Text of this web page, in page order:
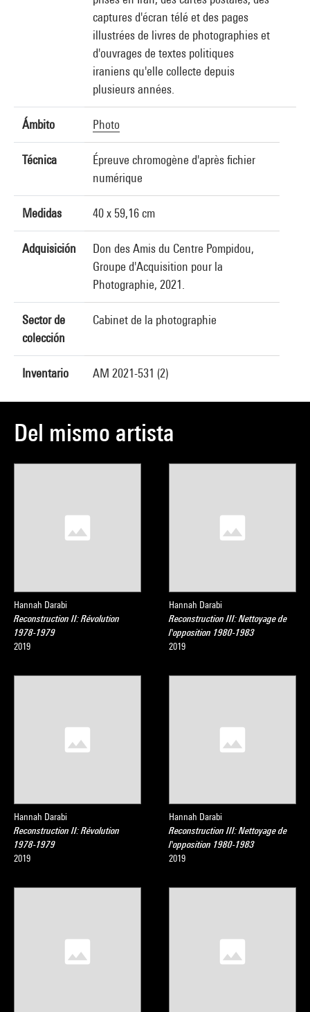
captures d'écran télé et des pages
illustrées de livres de photographies et
d'ouvrages de textes politiques
iraniens qu'elle collecte depuis
plusieurs années.
Ámbito Photo
Técnica
Épreuve chromogène d'après fichier
numérique
Medidas 40 x 59,16 cm
Adquisición
Don des Amis du Centre Pompidou,
Groupe d'Acquisition pour la
Photographie, 2021.
Sector de
colección
Cabinet de la photographie
Inventario AM 2021-531 (2)
Del mismo artista
Hannah Darabi
Reconstruction II: Révolution
1978-1979
2019
Hannah Darabi
Reconstruction III: Nettoyage de
l'opposition 1980-1983
2019
Hannah Darabi
Reconstruction II: Révolution
1978-1979
2019
Hannah Darabi
Reconstruction III: Nettoyage de
l'opposition 1980-1983
2019